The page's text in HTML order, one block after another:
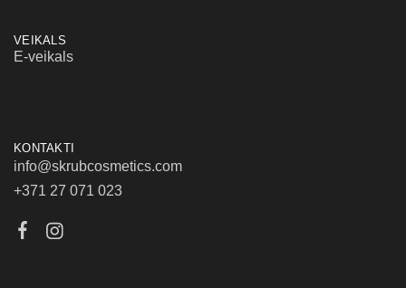
VEIKALS
E-veikals
KONTAKTI
info@skrubcosmetics.com
+371 27 071 023